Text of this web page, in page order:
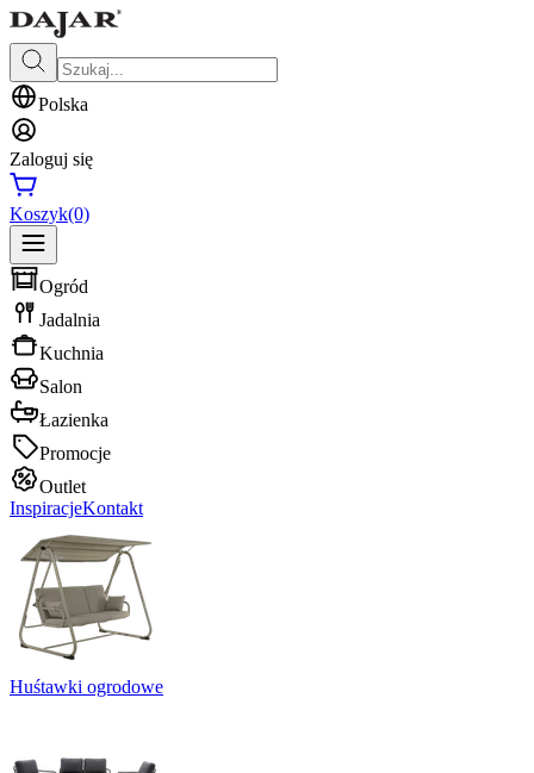
Polska
Zaloguj się
Koszyk(0)
Ogród
Jadalnia
Kuchnia
Salon
Łazienka
Promocje
Outlet
InspiracjeKontakt
Huśtawki ogrodowe